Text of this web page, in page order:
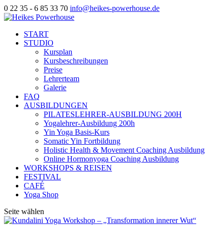
0 22 35 - 6 85 33 70 info@heikes-powerhouse.de
START
STUDIO
Kursplan
Kursbeschreibungen
Preise
Lehrerteam
Galerie
FAQ
AUSBILDUNGEN
PILATESLEHRER-AUSBILDUNG 200H
Yogalehrer-Ausbildung 200h
Yin Yoga Basis-Kurs
Somatic Yin Fortbildung
Holistic Health & Movement Coaching Ausbildung
Online Hormonyoga Coaching Ausbildung
WORKSHOPS & REISEN
FESTIVAL
CAFÉ
Yoga Shop
Seite wählen